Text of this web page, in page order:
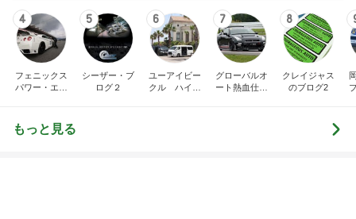
4
フェニックス
パワー・エチ
5
シーザー・ブ
ログ２
6
ユーアイビー
クル ハイエ
7
グローバルオ
ート熱血仕入
8
クレイジャス
のブログ2
もっと見る